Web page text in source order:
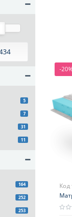
5
7
31
11
164
252
253
-
Код